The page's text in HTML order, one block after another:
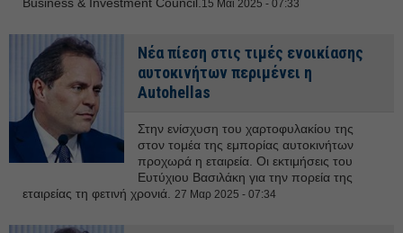
15 Μαϊ 2025 - 07:33
Νέα πίεση στις τιμές ενοικίασης
αυτοκινήτων περιμένει η
Autohellas
Στην ενίσχυση του χαρτοφυλακίου της
στον τομέα της εμπορίας αυτοκινήτων
προχωρά η εταιρεία. Οι εκτιμήσεις του
Ευτύχιου Βασιλάκη για την πορεία της
εταιρείας τη φετινή χρονιά. 27 Μαρ 2025 - 07:34